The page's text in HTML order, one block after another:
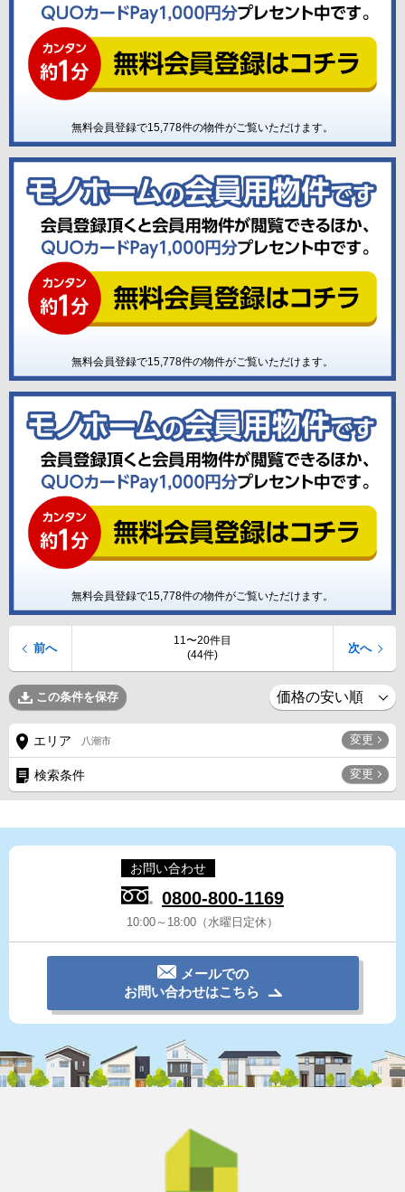
無料会員登録で15,778件の物件がご覧いただけます。
無料会員登録で15,778件の物件がご覧いただけます。
無料会員登録で15,778件の物件がご覧いただけます。
11〜20件目
(44件)
前へ 次へ
この条件を保存
エリア 八潮市 変更
検索条件 変更
お問い合わせ
0800-800-1169
10:00～18:00（水曜日定休）
メールでの
お問い合わせはこちら